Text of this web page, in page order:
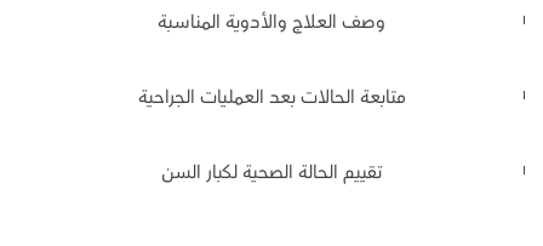
وصف العلاج والأدوية المناسبة
متابعة الحالات بعد العمليات الجراحية
تقييم الحالة الصحية لكبار السن